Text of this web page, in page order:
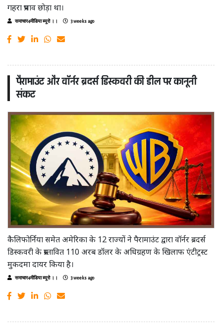
गहरा प्रभाव छोड़ा था।
समाचार4मीडिया ब्यूरो ।। 3 weeks ago
पैरामाउंट और वॉर्नर ब्रदर्स डिस्कवरी की डील पर कानूनी
संकट
कैलिफोर्निया समेत अमेरिका के 12 राज्यों ने पैरामाउंट द्वारा वॉर्नर ब्रदर्स
डिस्कवरी के प्रस्तावित 110 अरब डॉलर के अधिग्रहण के खिलाफ एंटीट्रस्ट
मुकदमा दायर किया है।
समाचार4मीडिया ब्यूरो ।। 3 weeks ago